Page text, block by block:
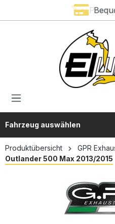
Fahrzeug auswählen
Produktübersicht GPR
Outlander 500 Max 2013/2015